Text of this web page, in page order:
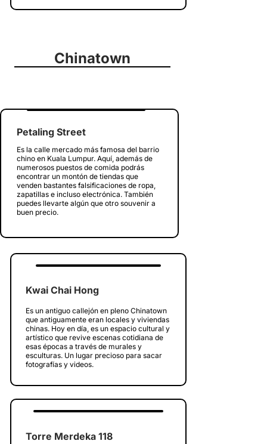
Chinatown
Petaling Street
Es la calle mercado más famosa del barrio
chino en Kuala Lumpur. Aquí, además de
numerosos puestos de comida podrás
encontrar un montón de tiendas que
venden bastantes falsificaciones de ropa,
zapatillas e incluso electrónica. También
puedes llevarte algún que otro souvenir a
buen precio.
Kwai Chai Hong
Es un antiguo callejón en pleno Chinatown
que antiguamente eran locales y viviendas
chinas. Hoy en día, es un espacio cultural y
artístico que revive escenas cotidiana de
esas épocas a través de murales y
esculturas. Un lugar precioso para sacar
fotografías y videos.
Torre Merdeka 118